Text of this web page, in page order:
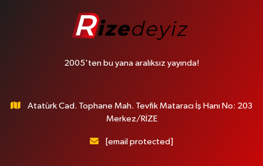
2005'ten bu yana aralıksız yayında!
Atatürk Cad. Tophane Mah. Tevfik Mataracı İş Hanı No: 203
Merkez/RİZE
[email protected]